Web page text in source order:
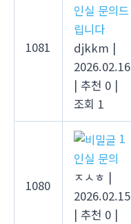
1081
인실 문의드
립니다
djkkm |
2026.02.16
| 추천 0 |
조회 1
1080
1
인실 문의
ㅈㅅㅎ |
2026.02.15
| 추천 0 |